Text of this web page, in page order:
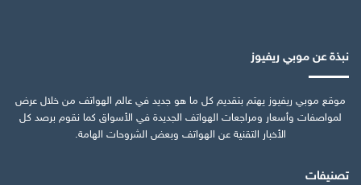
نبذة عن موبي ريفيوز
موقع موبي ريفيوز يهتم بتقديم كل ما هو جديد في عالم الهواتف من خلال عرض
لمواصفات وأسعار ومراجعات الهواتف الجديدة في الأسواق كما نقوم برصد كل
الأخبار التقنية عن الهواتف وبعض الشروحات الهامة.
تصنيفات